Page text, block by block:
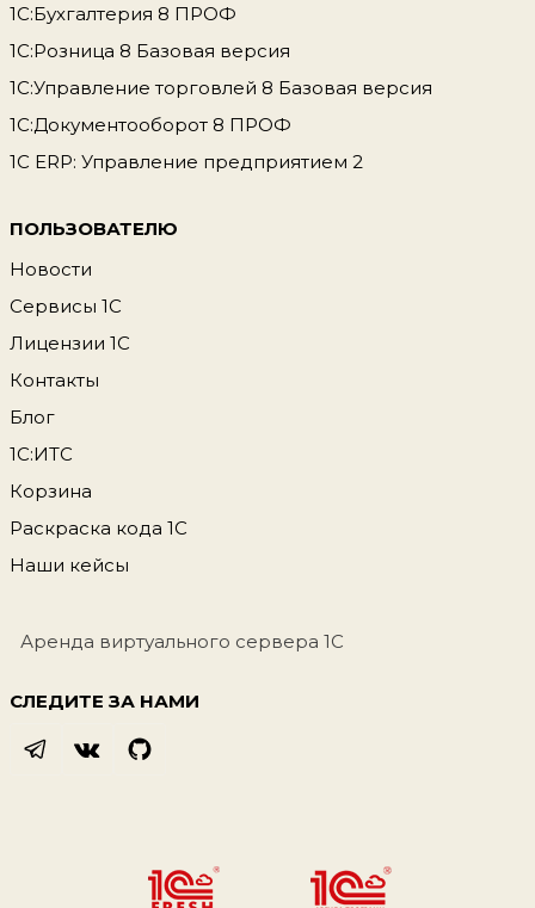
1С:Бухгалтерия 8 ПРОФ
1С:Розница 8 Базовая версия
1С:Управление торговлей 8 Базовая версия
1С:Документооборот 8 ПРОФ
1С ERP: Управление предприятием 2
ПОЛЬЗОВАТЕЛЮ
Новости
Сервисы 1С
Лицензии 1С
Контакты
Блог
1С:ИТС
Корзина
Раскраска кода 1С
Наши кейсы
Аренда виртуального сервера 1С
СЛЕДИТЕ ЗА НАМИ